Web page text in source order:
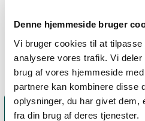
Denne hjemmeside bruger
Vi bruger cookies til at
analysere vores trafik. Vi
brug af vores hjemmeside
partnere kan kombinere disse
oplysninger, du har givet dem,
fra din brug af deres tjenester.
Metakognitiv